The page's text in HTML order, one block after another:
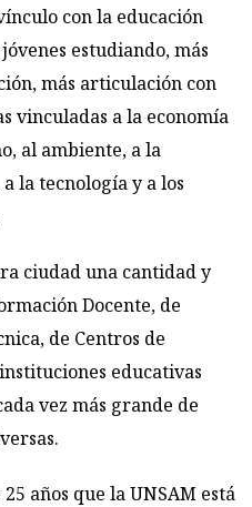
con la educación
estudiando, más
más articulación con
vinculadas a la economía
al ambiente, a la
la tecnología y a los
ciudad una cantidad y
Docente, de
de Centros de
educativas
vez más grande de
años que la UNSAM está